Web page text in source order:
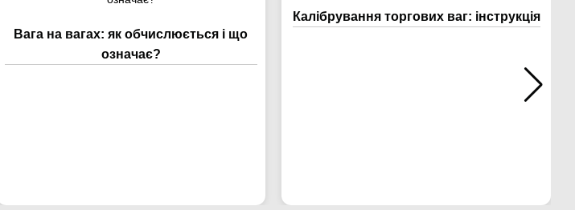
Вага на вагах: як обчислюється і що
означає?
Калібрування торгових ваг: інструкція